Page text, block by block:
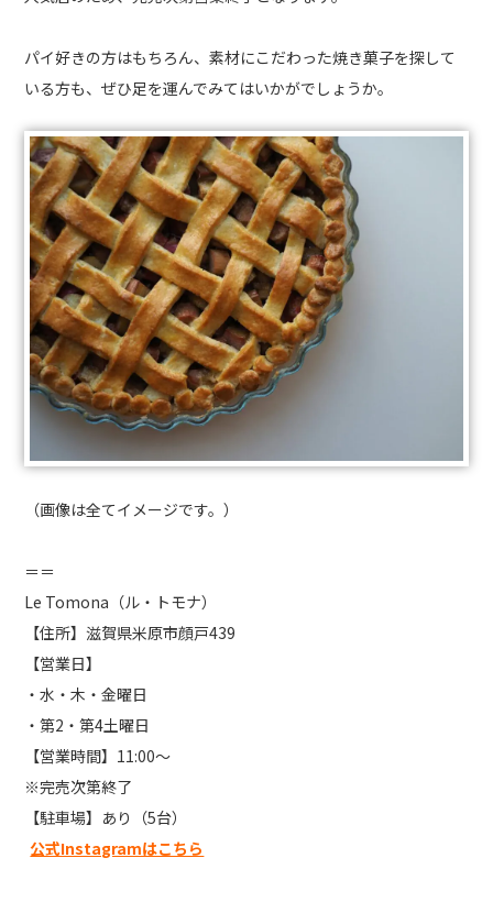
パイ好きの方はもちろん、素材にこだわった焼き菓子を探して
いる方も、ぜひ足を運んでみてはいかがでしょうか。
（画像は全てイメージです。）
＝＝
Le Tomona（ル・トモナ）
【住所】滋賀県米原市顔戸439
【営業日】
・水・木・金曜日
・第2・第4土曜日
【営業時間】11:00～
※完売次第終了
【駐車場】あり（5台）
公式Instagramはこちら